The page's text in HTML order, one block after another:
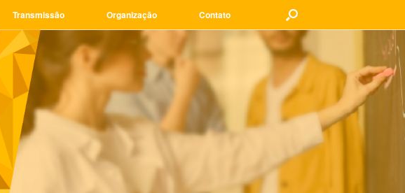
Transmissão Organização Contato